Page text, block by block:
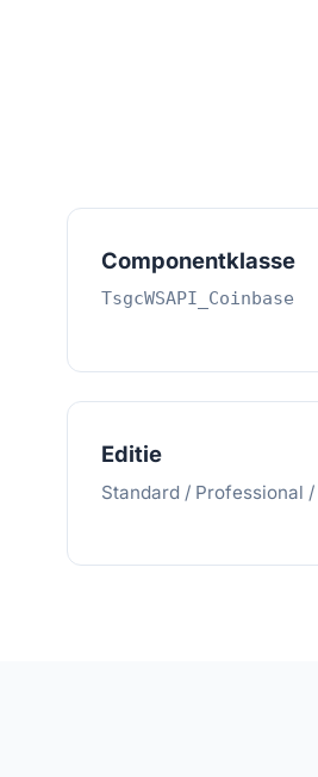
Componentklasse
TsgcWSAPI_Coinbase
Editie
Standard / Professional